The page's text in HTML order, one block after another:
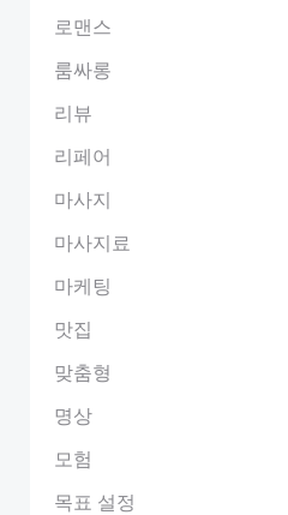
로맨스
룸싸롱
리뷰
리페어
마사지
마사지료
마케팅
맛집
맞춤형
명상
모험
목표 설정